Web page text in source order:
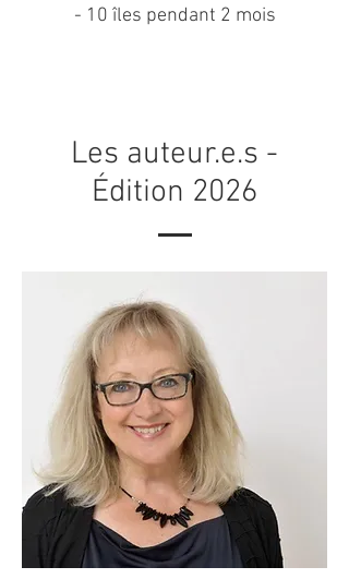
- 10 îles pendant 2 mois
Les auteur.e.s -
Édition 2026